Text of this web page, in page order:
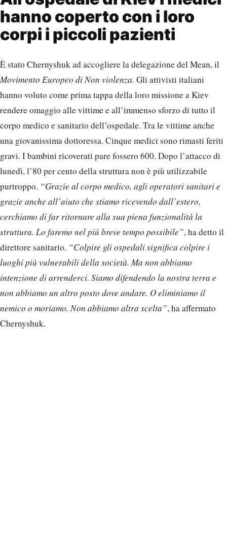
hanno coperto con i loro
corpi i piccoli pazienti
È stato Chernyshuk ad accogliere la delegazione del Mean, il
Movimento Europeo di Non violenza. Gli attivisti italiani
hanno voluto come prima tappa della loro missione a Kiev
rendere omaggio alle vittime e all’immenso sforzo di tutto il
corpo medico e sanitario dell’ospedale. Tra le vittime anche
una giovanissima dottoressa. Cinque medici sono rimasti feriti
gravi. I bambini ricoverati pare fossero 600. Dopo l’attacco di
lunedì, l’80 per cento della struttura non è più utilizzabile
purtroppo. “Grazie al corpo medico, agli operatori sanitari e
grazie anche all’aiuto che stiamo ricevendo dall’estero,
cerchiamo di far ritornare alla sua piena funzionalità la
struttura. Lo faremo nel più breve tempo possibile”, ha detto il
direttore sanitario. “Colpire gli ospedali significa colpire i
luoghi più vulnerabili della società. Ma non abbiamo
intenzione di arrenderci. Siamo difendendo la nostra terra e
non abbiamo un altro posto dove andare. O eliminiamo il
nemico o moriamo. Non abbiamo altra scelta”, ha affermato
Chernyshuk.